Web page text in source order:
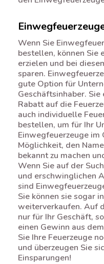
Wenn Sie
bestellen, können Sie
erzielen und bei
sparen.
gute Option für
Geschäftsinhaber.
Rabatt auf die
auch individuelle
bestellen, um für Ihr
Einwegfeuerzeuge
Möglichkeit, den
bekannt zu machen
Wenn Sie auf der
und erschwinglichen
sind
Sie können sie sogar
weiterverkaufen. Auf
nur für Ihr Geschäft,
einen Gewinn aus
Sie Ihre Feuerzeuge
und überzeugen Sie
Einsparungen!